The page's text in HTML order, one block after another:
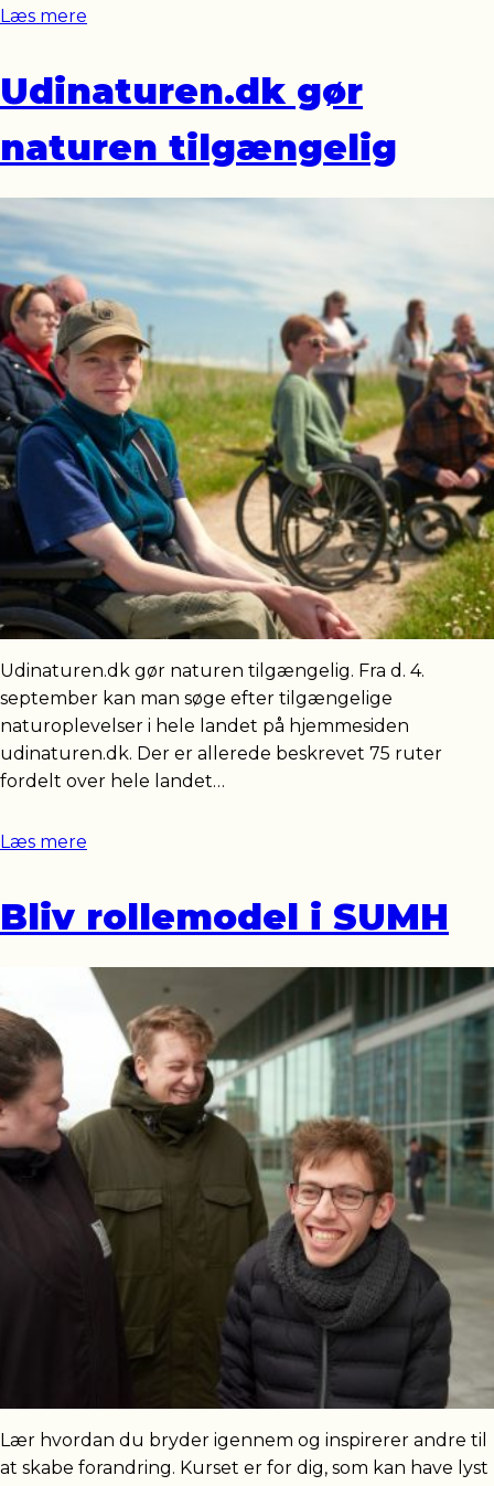
Læs mere
Udinaturen.dk gør
naturen tilgængelig
Udinaturen.dk gør naturen tilgængelig. Fra d. 4.
september kan man søge efter tilgængelige
naturoplevelser i hele landet på hjemmesiden
udinaturen.dk. Der er allerede beskrevet 75 ruter
fordelt over hele landet…
Læs mere
Bliv rollemodel i SUMH
Lær hvordan du bryder igennem og inspirerer andre til
at skabe forandring. Kurset er for dig, som kan have lyst